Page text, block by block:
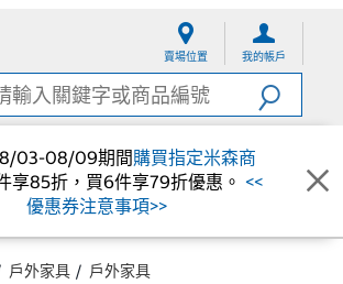
賣場位置 我的帳戶
03-08/09期間購買指定米森商
享85折，買6件享79折優惠。 <<
優惠券注意事項>>
戶外家具 戶外家具